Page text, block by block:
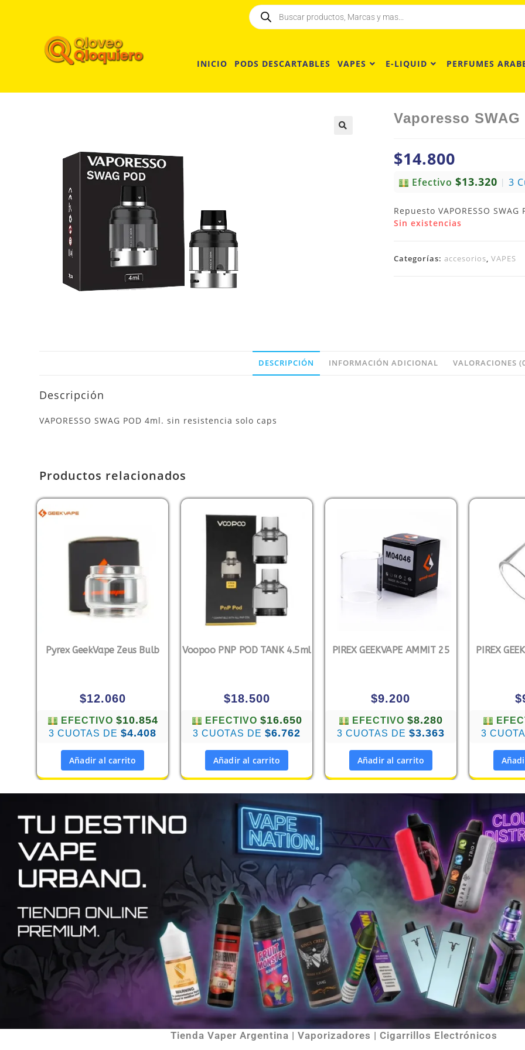
INICIO PODS DESCARTABLES VAPES E-LIQUID PERFUMES
Vaporesso SWAG
$14.800
Efectivo$13.320 | 3
Repuesto VAPORESSO
Sin existencias
Categorías: accesorios, VAPES
DESCRIPCIÓN INFORMACIÓN ADICIONAL VALORACIONES
Descripción
VAPORESSO SWAG POD 4ml. sin resistencia solo caps
Productos relacionados
Pyrex GeekVape Zeus Bulb
$12.060
EFECTIVO $10.854
3 CUOTAS DE$4.408
Añadir al carrito
Voopoo PNP POD TANK 4.5ml
$18.500
EFECTIVO $16.650
3 CUOTAS DE$6.762
Añadir al carrito
PIREX GEEKVAPE AMMIT 25
$9.200
EFECTIVO$8.280
3 CUOTAS DE $3.363
Añadir al carrito
PIREX
$
3
Tienda Vaper Argentina | Vaporizadores | Cigarrillos Electrónicos